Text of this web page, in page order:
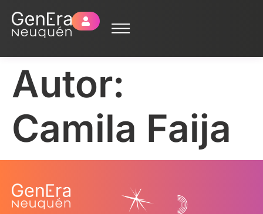
Autor:
Camila Faija